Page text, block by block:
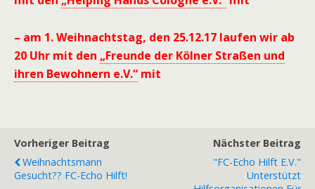
– am 1. Weihnachtstag, den 25.12.17 laufen wir ab
20 Uhr mit den „Freunde der Kölner Straßen und
ihren Bewohnern e.V.“ mit
Vorheriger Beitrag
Weihnachtsmann
Gesucht?? FC-Echo Hilft!
Nächster Beitrag
"FC-Echo Hilft E.V."
Unterstützt